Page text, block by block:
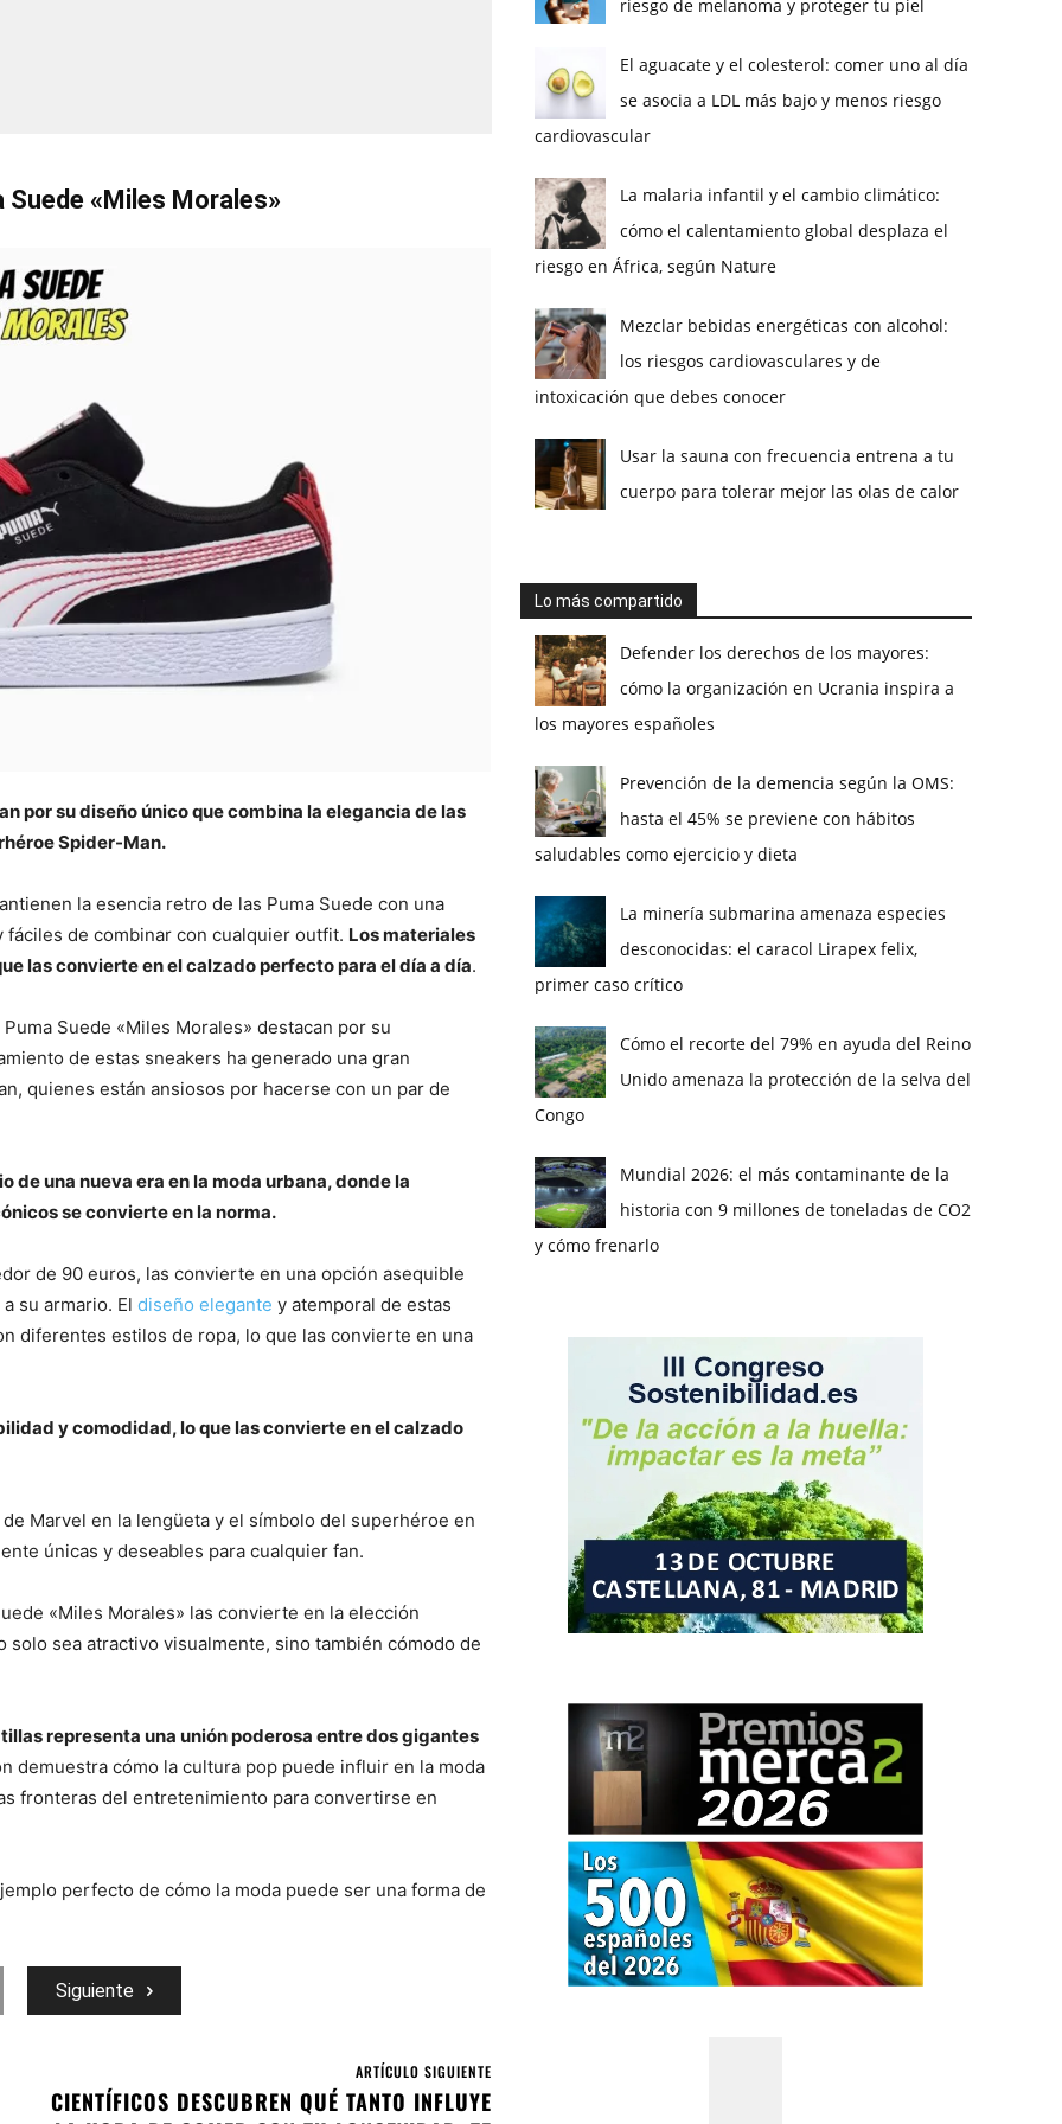
«Miles Morales»
por su diseño único que combina la elegancia de las
Spider-Man.
la esencia retro de las Puma Suede con una
de combinar con cualquier outfit. Los materiales
las convierte en el calzado perfecto para el día a día.
Suede «Miles Morales» destacan por su
de estas sneakers ha generado una gran
quienes están ansiosos por hacerse con un par de
de una nueva era en la moda urbana, donde la
se convierte en la norma.
de 90 euros, las convierte en una opción asequible
su armario. El diseño elegante y atemporal de estas
diferentes estilos de ropa, lo que las convierte en una
y comodidad, lo que las convierte en el calzado
Marvel en la lengüeta y el símbolo del superhéroe en
únicas y deseables para cualquier fan.
«Miles Morales» las convierte en la elección
sea atractivo visualmente, sino también cómodo de
representa una unión poderosa entre dos gigantes
demuestra cómo la cultura pop puede influir en la moda
fronteras del entretenimiento para convertirse en
perfecto de cómo la moda puede ser una forma de
Siguiente
ARTÍCULO SIGUIENTE
CIENTÍFICOS DESCUBREN QUÉ TANTO INFLUYE
riesgo de melanoma y proteger tu piel
El aguacate y el colesterol: comer uno al día
se asocia a LDL más bajo y menos riesgo
cardiovascular
La malaria infantil y el cambio climático:
cómo el calentamiento global desplaza el
riesgo en África, según Nature
Mezclar bebidas energéticas con alcohol:
los riesgos cardiovasculares y de
intoxicación que debes conocer
Usar la sauna con frecuencia entrena a tu
cuerpo para tolerar mejor las olas de calor
Lo más compartido
Defender los derechos de los mayores:
cómo la organización en Ucrania inspira a
los mayores españoles
Prevención de la demencia según la OMS:
hasta el 45% se previene con hábitos
saludables como ejercicio y dieta
La minería submarina amenaza especies
desconocidas: el caracol Lirapex felix,
primer caso crítico
Cómo el recorte del 79% en ayuda del Reino
Unido amenaza la protección de la selva del
Congo
Mundial 2026: el más contaminante de la
historia con 9 millones de toneladas de CO2
y cómo frenarlo